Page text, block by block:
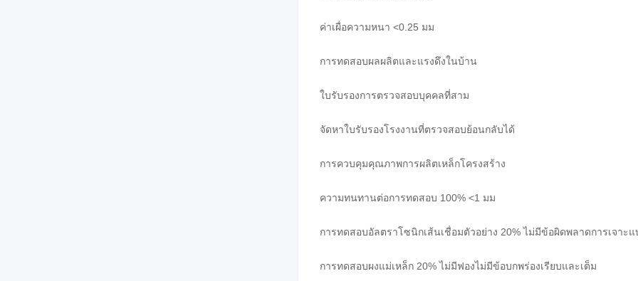
ค่าเผื่อความหนา <0.25 มม
การทดสอบผลผลิตและแรงดึงในบ้าน
ใบรับรองการตรวจสอบบุคคลที่สาม
จัดหาใบรับรองโรงงานที่ตรวจสอบย้อนกลับได้
การควบคุมคุณภาพการผลิตเหล็กโครงสร้าง
ความทนทานต่อการทดสอบ 100% <1 มม
การทดสอบอัลตราโซนิกเส้นเชื่อมตัวอย่าง 20% ไม่มีข้อผิดพลาดการเจาะแ
การทดสอบผงแม่เหล็ก 20% ไม่มีฟองไม่มีข้อบกพร่องเรียบและเต็ม